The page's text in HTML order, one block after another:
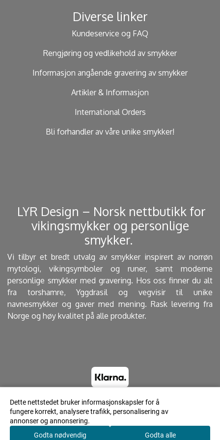
Dette nettstedet bruker informasjonskapsler for å
fungere korrekt, analysere trafikk, personalisering av
annonser og annonsering.
Godta nødvendig
Godta alle
Diverse linker
Kundeservice og FAQ
Rengjøring og vedlikehold av smykker
Informasjon angående gravering av smykker
Artikler & Informasjon
International Orders
Bli forhandler av våre unike smykker!
​ LYR Design – Norsk nettbutikk for
vikingsmykker og personlige
smykker. ​
Vi tilbyr et bredt utvalg av smykker inspirert av norrøn
mytologi, vikingsymboler og runer, samt moderne
personlige smykker med gravering. Hos oss finner du alt
fra torshamre, Yggdrasil og vegvisir til unike
navnesmykker og gaver med mening. Rask levering fra
Norge og høy kvalitet på alle produkter.
© 2023 Lyrdesign.no - Powered by Mystore.no